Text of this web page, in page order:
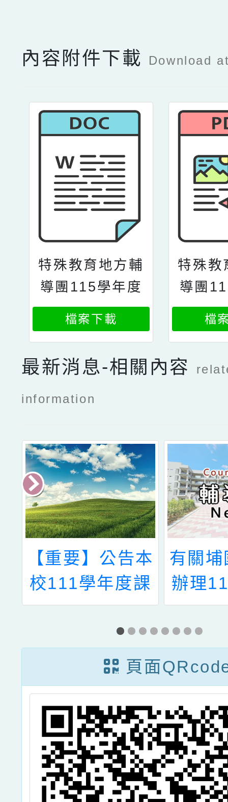
內容附件下載 Download
特殊教育地方輔
導團115學年度
各分團輔導員遴
選簡章
檔案下載
特殊教
導團
各分團
選
檔
最新消息-相關內容
information
【重要】公告本
校111學年度課
後照顧班錄取名
單更新版
111.08.25
有關
辦理
教育
教
頁面